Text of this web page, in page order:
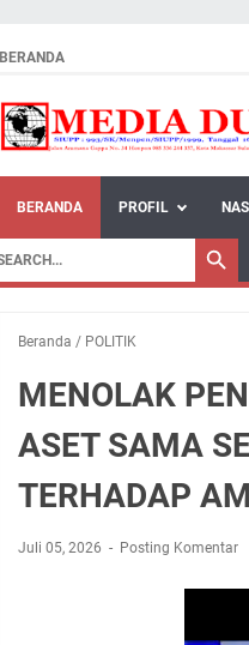
BERANDA
BERANDA PROFIL
Beranda / POLITIK
MENOLAK
ASET SAMA
TERHADAP
Juli 05, 2026 Posting Komentar